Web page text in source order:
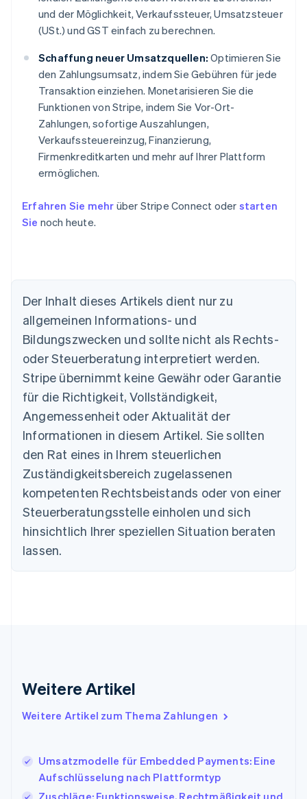
und der Möglichkeit, Verkaufssteuer, Umsatzsteuer
(USt.) und GST einfach zu berechnen.
Schaffung neuer Umsatzquellen: Optimieren Sie
den Zahlungsumsatz, indem Sie Gebühren für jede
Transaktion einziehen. Monetarisieren Sie die
Funktionen von Stripe, indem Sie Vor-Ort-
Zahlungen, sofortige Auszahlungen,
Verkaufssteuereinzug, Finanzierung,
Firmenkreditkarten und mehr auf Ihrer Plattform
ermöglichen.
Erfahren Sie mehr über Stripe Connect oder starten
Sie noch heute.
Der Inhalt dieses Artikels dient nur zu
allgemeinen Informations- und
Bildungszwecken und sollte nicht als Rechts-
oder Steuerberatung interpretiert werden.
Stripe übernimmt keine Gewähr oder Garantie
für die Richtigkeit, Vollständigkeit,
Angemessenheit oder Aktualität der
Informationen in diesem Artikel. Sie sollten
den Rat eines in Ihrem steuerlichen
Zuständigkeitsbereich zugelassenen
kompetenten Rechtsbeistands oder von einer
Steuerberatungsstelle einholen und sich
hinsichtlich Ihrer speziellen Situation beraten
lassen.
Weitere Artikel
Weitere Artikel zum Thema Zahlungen
Umsatzmodelle für Embedded Payments: Eine
Aufschlüsselung nach Plattformtyp
Australien
English
Belgien
Brasilien
PortuguêsEnglish
Bulgarien
English
Dänemark
English
DeutschEnglish
Estland
English
Festlandchina
简体中文English
Finnland
Frankreich
FrançaisEnglish
English
Italien
Italiano English
EnglishFrançais
Kroatien
EnglishItaliano